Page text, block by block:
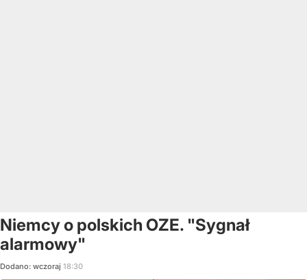
Niemcy o polskich OZE. "Sygnał
alarmowy"
Dodano: wczoraj 18:30